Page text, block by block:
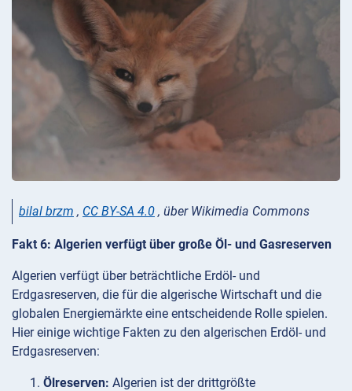
bilal brzm , CC BY-SA 4.0 , über Wikimedia Commons
Fakt 6: Algerien verfügt über große Öl- und Gasreserven
Algerien verfügt über beträchtliche Erdöl- und
Erdgasreserven, die für die algerische Wirtschaft und die
globalen Energiemärkte eine entscheidende Rolle spielen.
Hier einige wichtige Fakten zu den algerischen Erdöl- und
Erdgasreserven:
Ölreserven: Algerien ist der drittgrößte